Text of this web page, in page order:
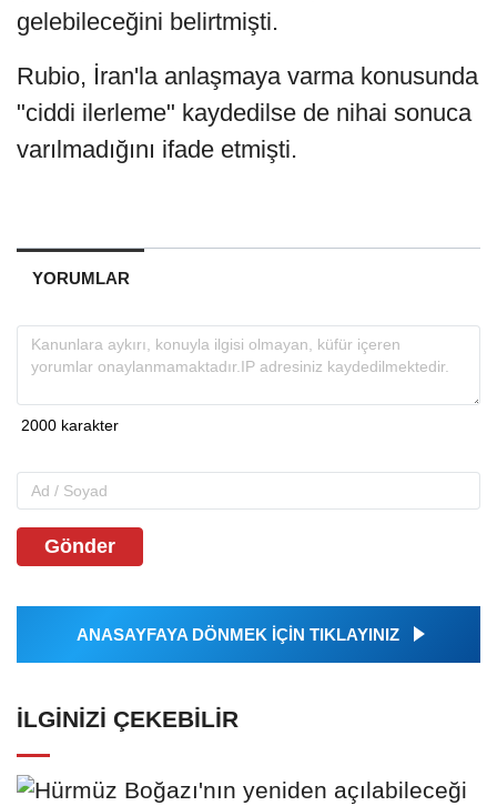
gelebileceğini belirtmişti.
Rubio, İran'la anlaşmaya varma konusunda
"ciddi ilerleme" kaydedilse de nihai sonuca
varılmadığını ifade etmişti.
YORUMLAR
Gönder
ANASAYFAYA DÖNMEK İÇİN TIKLAYINIZ
İLGINIZI ÇEKEBILIR